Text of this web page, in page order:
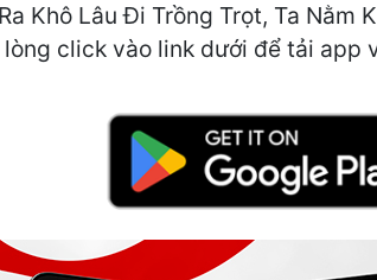
Khô Lâu Đi Trồng Trọt, Ta
click vào link dưới để tải app